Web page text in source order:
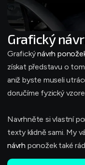
Grafický
Grafickýnávrh
získat představu o
aniž byste museli
doručíme fyzický
Navrhněte si vlastní
texty klidně sami. My
návrh ponožek také